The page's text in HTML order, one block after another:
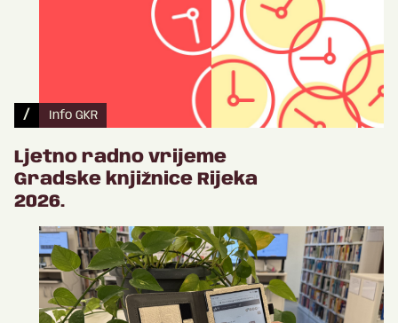
/ Info GKR
Ljetno radno vrijeme
Gradske knjižnice Rijeka
2026.